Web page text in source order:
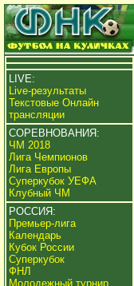
LIVE:
Live-результаты
Текстовые Онлайн
трансляции
СОРЕВНОВАНИЯ:
ЧМ 2018
Лига Чемпионов
Лига Европы
Суперкубок УЕФА
Клубный ЧМ
РОССИЯ:
Премьер-лига
Календарь
Кубок России
Суперкубок
ФНЛ
Молодежный турнир